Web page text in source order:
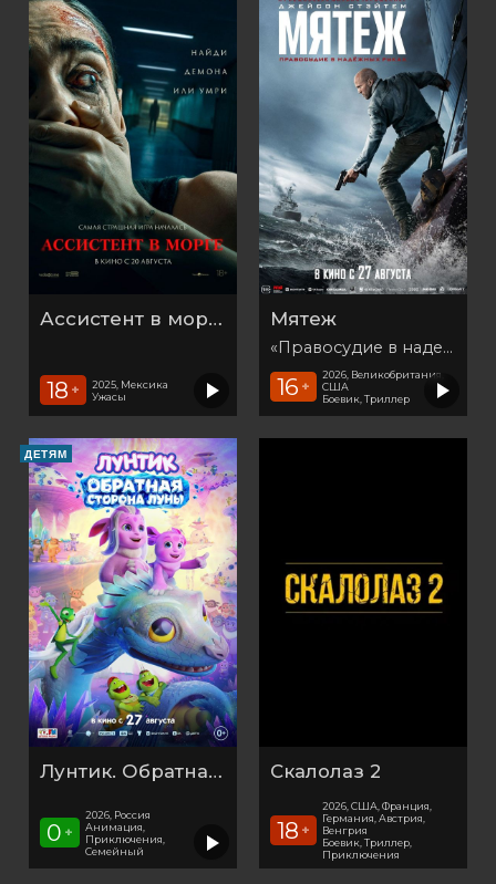
Ассистент в морге
18 +
2025, Мексика
Ужасы
Мятеж
«Правосудие в надежных руках»
16 +
2026, Великобритания,
США
Боевик, Триллер
ДЕТЯМ
Лунтик. Обратная сторона Луны
0 +
2026, Россия
Анимация,
Приключения,
Семейный
Скалолаз 2
18 +
2026, США, Франция,
Германия, Австрия,
Венгрия
Боевик, Триллер,
Приключения